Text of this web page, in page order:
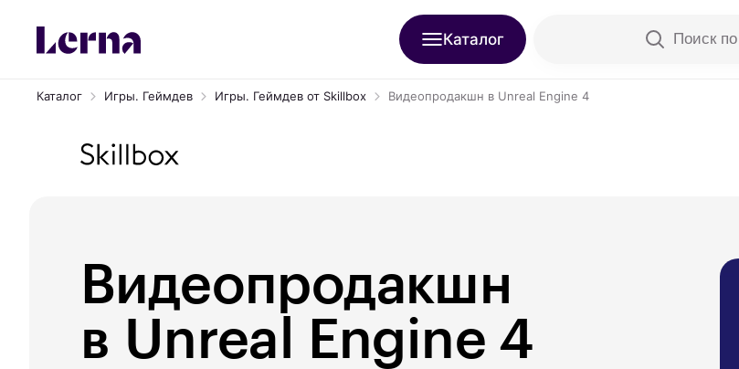
Каталог Поиск
Каталог Игры. Геймдев Игры. Геймдев от Skillbox Видеопродакшн в Unreal Engine 4
Видеопродакшн
в Unreal Engine 4